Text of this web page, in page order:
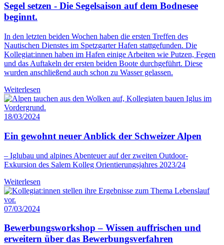
Segel setzen - Die Segelsaison auf dem Bodnesee
beginnt.
In den letzten beiden Wochen haben die ersten Treffen des
Nautischen Dienstes im Spetzgarter Hafen stattgefunden. Die
Kollegiat:innen haben im Hafen einige Arbeiten wie Putzen, Fegen
und das Auftakeln der ersten beiden Boote durchgeführt. Diese
wurden anschließend auch schon zu Wasser gelassen.
Weiterlesen
18/03/2024
Ein gewohnt neuer Anblick der Schweizer Alpen
– Iglubau und alpines Abenteuer auf der zweiten Outdoor-
Exkursion des Salem Kolleg Orientierungsjahres 2023/24
Weiterlesen
07/03/2024
Bewerbungsworkshop – Wissen auffrischen und
erweitern über das Bewerbungsverfahren